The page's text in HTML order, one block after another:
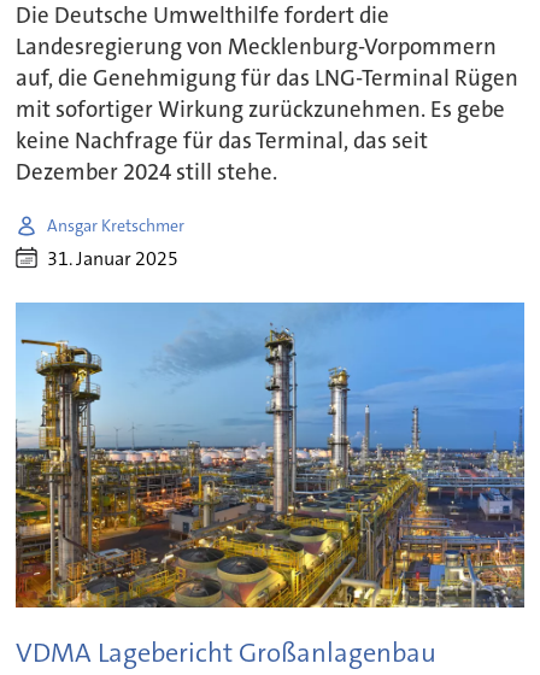
Die Deutsche Umwelthilfe fordert die
Landesregierung von Mecklenburg-Vorpommern
auf, die Genehmigung für das LNG-Terminal Rügen
mit sofortiger Wirkung zurückzunehmen. Es gebe
keine Nachfrage für das Terminal, das seit
Dezember 2024 still stehe.
Ansgar Kretschmer
31. Januar 2025
VDMA Lagebericht Großanlagenbau